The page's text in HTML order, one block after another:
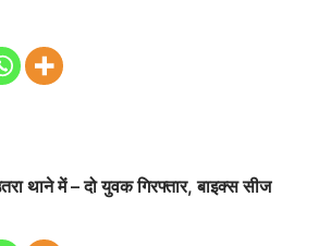
थाने में – दो युवक गिरफ्तार, बाइक्स सीज